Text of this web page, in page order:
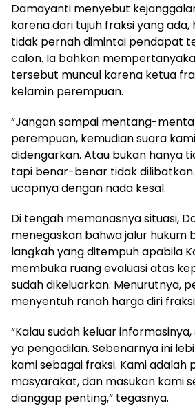
Damayanti menyebut
karena dari tujuh fraksi yang ada,
tidak pernah dimintai pendapat
calon. Ia bahkan
tersebut muncul karena ketua
kelamin perempuan.
“Jangan sampai mentang-
perempuan, kemudian suara
didengarkan. Atau bukan hanya
tapi benar-benar tidak dilibatkan.
ucapnya dengan nada kesal.
Di tengah memanasnya situasi,
menegaskan bahwa jalur hukum
langkah yang ditempuh apabila
membuka ruang evaluasi atas
sudah dikeluarkan. Menurutnya,
menyentuh ranah harga diri
“Kalau sudah keluar
ya pengadilan. Sebenarnya ini
kami sebagai fraksi. Kami adalah
masyarakat, dan masukan kami
dianggap penting,” tegasnya.